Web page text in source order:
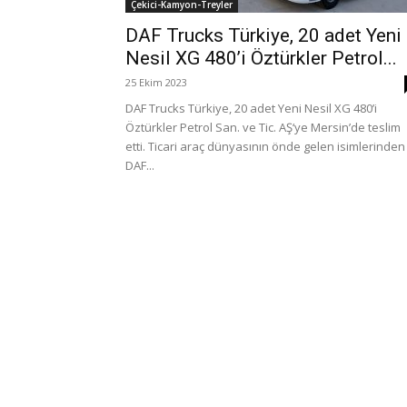
Çekici-Kamyon-Treyler
DAF Trucks Türkiye, 20 adet Yeni
Nesil XG 480’i Öztürkler Petrol...
25 Ekim 2023
DAF Trucks Türkiye, 20 adet Yeni Nesil XG 480’i
Öztürkler Petrol San. ve Tic. AŞ‘ye Mersin’de teslim
etti. Ticari araç dünyasının önde gelen isimlerinden
DAF...